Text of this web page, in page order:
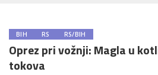
BIH RS RS/BIH
Oprez pri vožnji: Magla u
tokova